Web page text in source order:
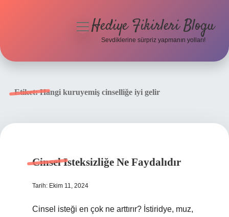
menüyüHediye Fikirleri Blogu
Sevdiklerine sürpriz yapmanın yolları!
Etiket:Hangi kuruyemiş cinselliğe iyi gelir
Cinsel Isteksizliğe Ne Faydalıdır
Tarih: Ekim 11, 2024
Cinsel isteği en çok ne arttırır? İstiridye, muz,